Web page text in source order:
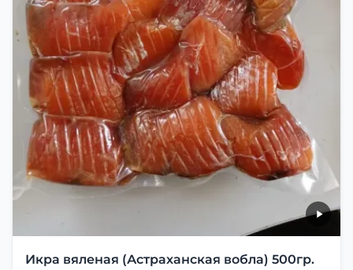
Икра вяленая (Астраханская вобла) 500гр.